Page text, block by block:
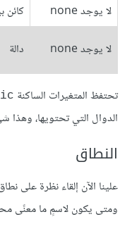
لا يوجد none كائن
لا يوجد none
دالة
تحتفظ المتغيرات الساكنة
الدوال التي تحتويها،
النطاق
علينا الآن إلقاء نظرة على
ومتى يكون لاسمٍ ما معنًى